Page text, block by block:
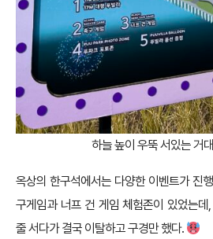
하늘 높이 우뚝 서있는 거
옥상의 한구석에서는 다양한 이벤트가 진
구게임과 너프 건 게임 체험존이 있었는
줄 서다가 결국 이탈하고 구경만 했다.